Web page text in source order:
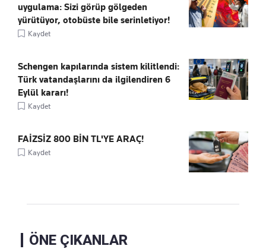
uygulama: Sizi görüp gölgeden
yürütüyor, otobüste bile serinletiyor!
Kaydet
Schengen kapılarında sistem kilitlendi:
Türk vatandaşlarını da ilgilendiren 6
Eylül kararı!
Kaydet
FAİZSİZ 800 BİN TL'YE ARAÇ!
Kaydet
ÖNE ÇIKANLAR